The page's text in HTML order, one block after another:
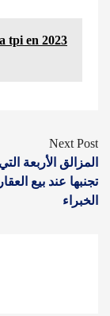
tpi en 2023
Next Post
المزالق الأربعة
تجنبها عند بيع
الخبراء